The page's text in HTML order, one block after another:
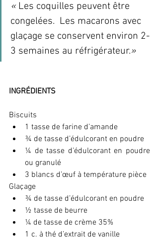
« Les coquilles peuvent être
congelées.  Les macarons avec
glaçage se conservent environ 2-
3 semaines au réfrigérateur.»
INGRÉDIENTS
Biscuits
1 tasse de farine d’amande
¾ de tasse d’édulcorant en poudre
¼ de tasse d’édulcorant en poudre
ou granulé
3 blancs d’œuf à température pièce
Glaçage
¾ de tasse d’édulcorant en poudre
½ tasse de beurre
¼ de tasse de crème 35%
1 c. à thé d’extrait de vanille